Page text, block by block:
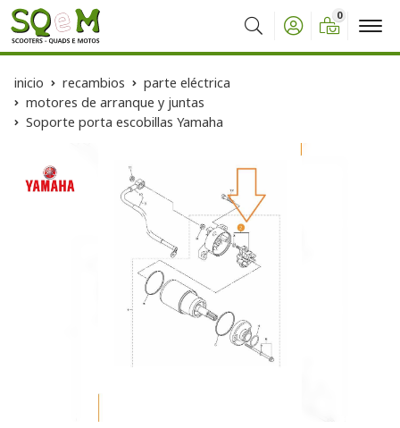
Buscar
0
inicio recambios
parte eléctrica
motores de arranque y juntas
Soporte porta escobillas Yamaha